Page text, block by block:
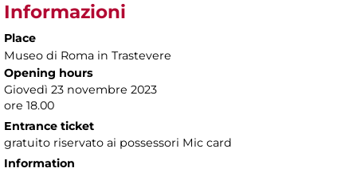
Informazioni
Place
Museo di Roma in Trastevere
Opening hours
Giovedì 23 novembre 2023
ore 18.00
Entrance ticket
gratuito riservato ai possessori Mic card
Information